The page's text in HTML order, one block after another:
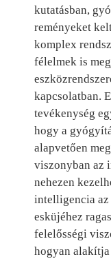
kutatásban,
reményeket
komplex
félelmek is
kapcsolatban.
tevékenység
hogy a
alapvetően
viszonyban az
nehezen
intelligencia az
esküjéhez
felelősségi
hogyan alakítja